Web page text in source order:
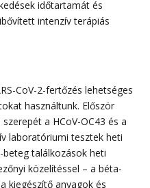
időtartamát és
intenzív terápiás
CoV-2-fertőzés lehetséges
használtunk. Először
a HCoV-OC43 és a
laboratóriumi tesztek heti
találkozások heti
közelítéssel – a béta-
kiegészítő anyagok és